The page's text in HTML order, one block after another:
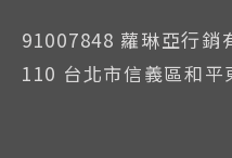
91007848 蘿琳亞行銷
110 台北市信義區和平